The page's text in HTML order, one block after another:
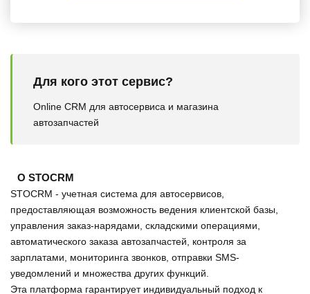
Для кого этот сервис?
Online CRM для автосервиса и магазина
автозапчастей
О STOCRM
STOCRM - учетная система для автосервисов,
предоставляющая возможность ведения клиентской базы,
управления заказ-нарядами, складскими операциями,
автоматического заказа автозапчастей, контроля за
зарплатами, мониторинга звонков, отправки SMS-
уведомлений и множества других функций.
Эта платформа гарантирует индивидуальный подход к